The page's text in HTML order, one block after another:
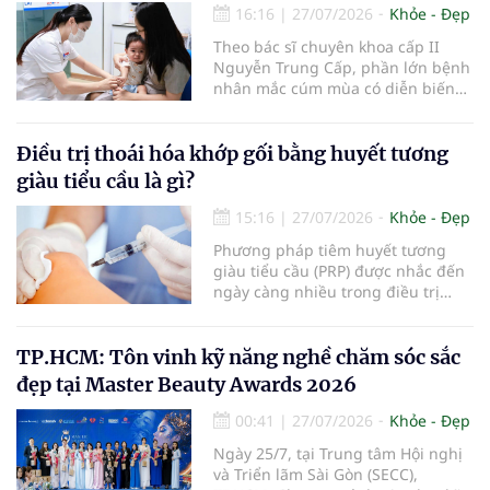
16:16 | 27/07/2026
Khỏe - Đẹp
Theo bác sĩ chuyên khoa cấp II
Nguyễn Trung Cấp, phần lớn bệnh
nhân mắc cúm mùa có diễn biến
mũi và có thể hồi phục sau khoảng
5-7 ngày. Tuy nhiên, vẫn có một tỷ
chí tử vong do các biến chứng của
Điều trị thoái hóa khớp gối bằng huyết tương
giàu tiểu cầu là gì?
15:16 | 27/07/2026
Khỏe - Đẹp
Phương pháp tiêm huyết tương
giàu tiểu cầu (PRP) được nhắc đến
ngày càng nhiều trong điều trị
chậm tiến triển bệnh. Vậy PRP hoạt
động theo cơ chế nào, mang lại
hiệu quả ra sao và những ai sẽ
phù hợp với phương pháp này?
TP.HCM: Tôn vinh kỹ năng nghề chăm sóc sắc
đẹp tại Master Beauty Awards 2026
00:41 | 27/07/2026
Khỏe - Đẹp
Ngày 25/7, tại Trung tâm Hội nghị
và Triển lãm Sài Gòn (SECC),